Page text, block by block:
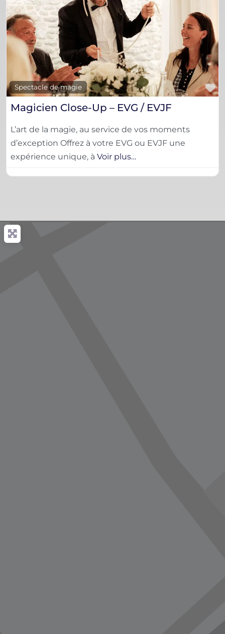
Spectacle de magie
Magicien Close-Up – EVG / EVJF
L’art de la magie, au service de vos moments
d’exception Offrez à votre EVG ou EVJF une
expérience unique, à Voir plus…